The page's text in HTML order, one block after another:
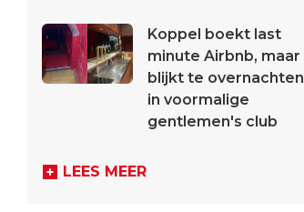
Koppel boekt last
minute Airbnb, maar
blijkt te overnachten
in voormalige
gentlemen's club
LEES MEER